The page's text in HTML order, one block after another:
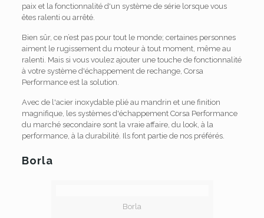
paix et la fonctionnalité d'un système de série lorsque vous
êtes ralenti ou arrêté.
Bien sûr, ce n’est pas pour tout le monde; certaines personnes
aiment le rugissement du moteur à tout moment, même au
ralenti. Mais si vous voulez ajouter une touche de fonctionnalité
à votre système d'échappement de rechange, Corsa
Performance est la solution.
Avec de l'acier inoxydable plié au mandrin et une finition
magnifique, les systèmes d'échappement Corsa Performance
du marché secondaire sont la vraie affaire, du look, à la
performance, à la durabilité. Ils font partie de nos préférés.
Borla
Borla